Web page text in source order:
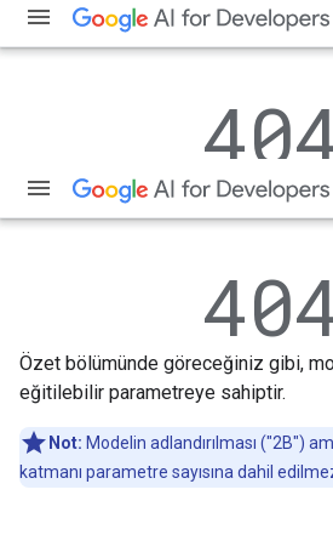
Özet bölümünde göreceğiniz gibi,
eğitilebilir parametreye sahiptir.
Not: Modelin adlandırılması ("2B")
katmanı parametre sayısına dahil